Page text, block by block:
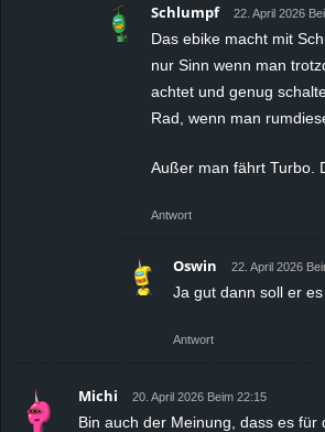
Schlumpf 22. April 2026
Das ebike macht mit
nur Sinn wenn man
achtet und genug
Rad, wenn man
Außer man fährt Turbo.
Antwort
Oswin 22. April 2026
Ja gut dann soll er
Antwort
Michi 20. April 2026 Beim 22:15
Bin auch der Meinung, dass es für